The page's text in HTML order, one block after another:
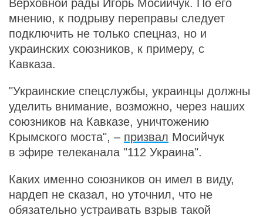
Верховной рады Игорь Мосийчук. По его
мнению, к подрыву переправы следует
подключить не только спецназ, но и
украинских союзников, к примеру, с
Кавказа.
"Украинские спецслужбы, украинцы должны
уделить внимание, возможно, через наших
союзников на Кавказе, уничтожению
Крымского моста", – призвал Мосийчук
в эфире телеканала "112 Украина".
Каких именно союзников он имел в виду,
нардеп не сказал, но уточнил, что не
обязательно устраивать взрыв такой